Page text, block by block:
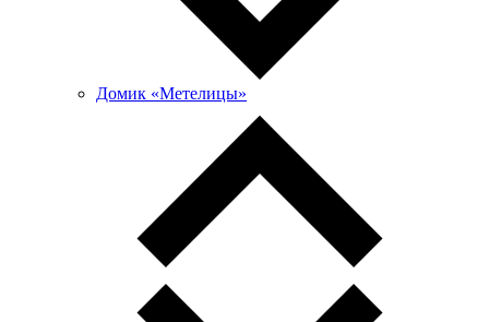
Домик «Метелицы»